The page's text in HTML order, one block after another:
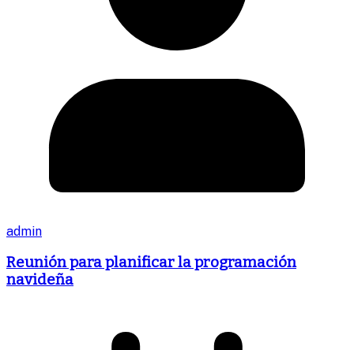
admin
Reunión para planificar la programación
navideña